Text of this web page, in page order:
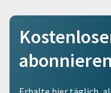
abonnieren